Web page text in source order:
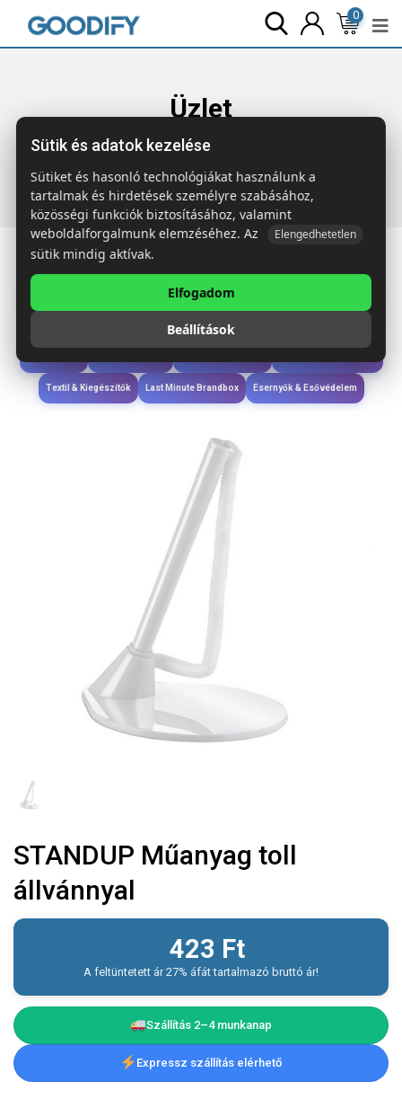
0
Üzlet
Főoldal Termékek Iroda & Írás
állvánnyal
Étkezés & Ivás
Wellness & Ápolás
Textil & Kiegészítők Last Minute Brandbox Esernyők & Esővédelem
STANDUP Műanyag toll
állvánnyal
423 Ft
A feltüntetett ár 27% áfát tartalmazó bruttó ár!
Szállítás 2–4 munkanap
Expressz szállítás elérhető
Sütik és adatok kezelése
Sütiket és hasonló technológiákat használunk a
tartalmak és hirdetések személyre szabásához,
közösségi funkciók biztosításához, valamint
weboldalforgalmunk elemzéséhez. Az
Elengedhetetlen
sütik mindig aktívak.
Elfogadom
Beállítások